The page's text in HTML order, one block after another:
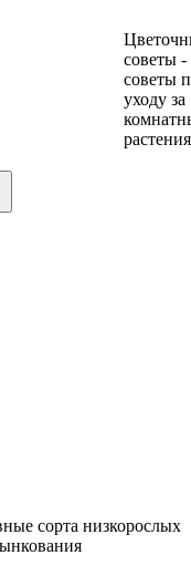
советы -
советы
уходу за
сорта низкорослых